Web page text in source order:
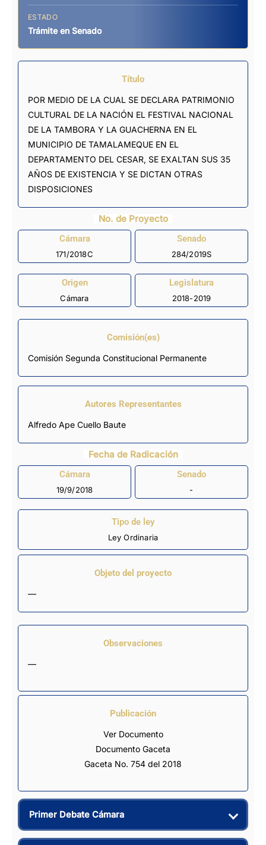
ESTADO
Trámite en Senado
Título
POR MEDIO DE LA CUAL SE DECLARA PATRIMONIO
CULTURAL DE LA NACIÓN EL FESTIVAL NACIONAL
DE LA TAMBORA Y LA GUACHERNA EN EL
MUNICIPIO DE TAMALAMEQUE EN EL
DEPARTAMENTO DEL CESAR, SE EXALTAN SUS 35
AÑOS DE EXISTENCIA Y SE DICTAN OTRAS
DISPOSICIONES
No. de Proyecto
Cámara
171/2018C
Senado
284/2019S
Origen
Cámara
Legislatura
2018-2019
Comisión(es)
Comisión Segunda Constitucional Permanente
Autores Representantes
Alfredo Ape Cuello Baute
Fecha de Radicación
Cámara
19/9/2018
Senado
-
Tipo de ley
Ley Ordinaria
Objeto del proyecto
—
Observaciones
—
Publicación
Ver Documento
Documento Gaceta
Gaceta No. 754 del 2018
Primer Debate Cámara